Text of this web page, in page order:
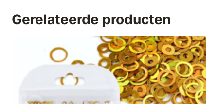
Gerelateerde producten